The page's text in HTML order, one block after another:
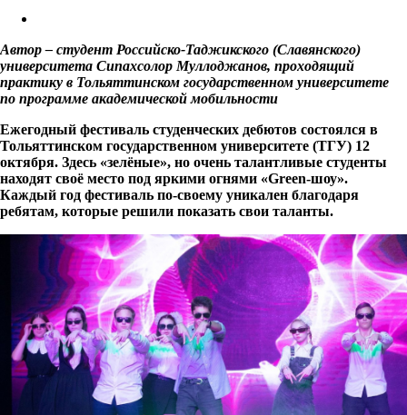
Автор – студент Российско-Таджикского (Славянского)
университета Сипахсолор Муллоджанов, проходящий
практику в Тольяттинском государственном университете
по программе академической мобильности
Ежегодный фестиваль студенческих дебютов состоялся в
Тольяттинском государственном университете (ТГУ) 12
октября. Здесь «зелёные», но очень талантливые студенты
находят своё место под яркими огнями «Green-шоу».
Каждый год фестиваль по-своему уникален благодаря
ребятам, которые решили показать свои таланты.